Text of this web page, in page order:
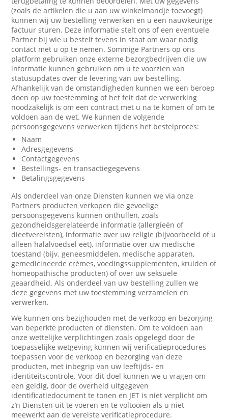
(zoals de artikelen die u aan uw winkelmandje toevoegt)
kunnen wij uw bestelling verwerken en u een nauwkeurige
factuur sturen. Deze informatie stelt ons of een eventuele
Partner bij wie u bestelt tevens in staat om waar nodig
contact met u op te nemen. Sommige Partners op ons
platform gebruiken onze externe bezorgbedrijven die uw
informatie kunnen gebruiken om u te voorzien van
statusupdates over de levering van uw bestelling.
Afhankelijk van de omstandigheden kunnen we een beroep
doen op uw toestemming of het feit dat de verwerking
noodzakelijk is om een contract met u na te komen of om te
voldoen aan de wet. We kunnen de volgende
persoonsgegevens verwerken tijdens het bestelproces:
Naam
Adresgegevens
Contactgegevens
Bestellings- en transactiegegevens
Betalingsgegevens
Als onderdeel van onze Diensten kunnen we via onze
Partners producten verkopen die gevoelige
persoonsgegevens kunnen onthullen, zoals
gezondheidsgerelateerde informatie (allergieën of
dieetvereisten), informatie over uw religie (bijvoorbeeld of u
alleen halalvoedsel eet), informatie over uw medische
toestand (bijv. geneesmiddelen, medische apparaten,
gemedicineerde crèmes, voedingssupplementen, kruiden of
homeopathische producten) of over uw seksuele
geaardheid. Als onderdeel van uw bestelling zullen we
deze gegevens met uw toestemming verzamelen en
verwerken.
We kunnen ons bezighouden met de verkoop en bezorging
van beperkte producten of diensten. Om te voldoen aan
onze wettelijke verplichtingen zoals opgelegd door de
toepasselijke wetgeving kunnen wij verificatieprocedures
toepassen voor de verkoop en bezorging van deze
producten, met inbegrip van uw leeftijds- en
identiteitscontrole. Voor dit doel kunnen we u vragen om
een geldig, door de overheid uitgegeven
identificatiedocument te tonen en JET is niet verplicht om
z’n Diensten uit te voeren en te voltooien als u niet
meewerkt aan de vereiste verificatieprocedure.